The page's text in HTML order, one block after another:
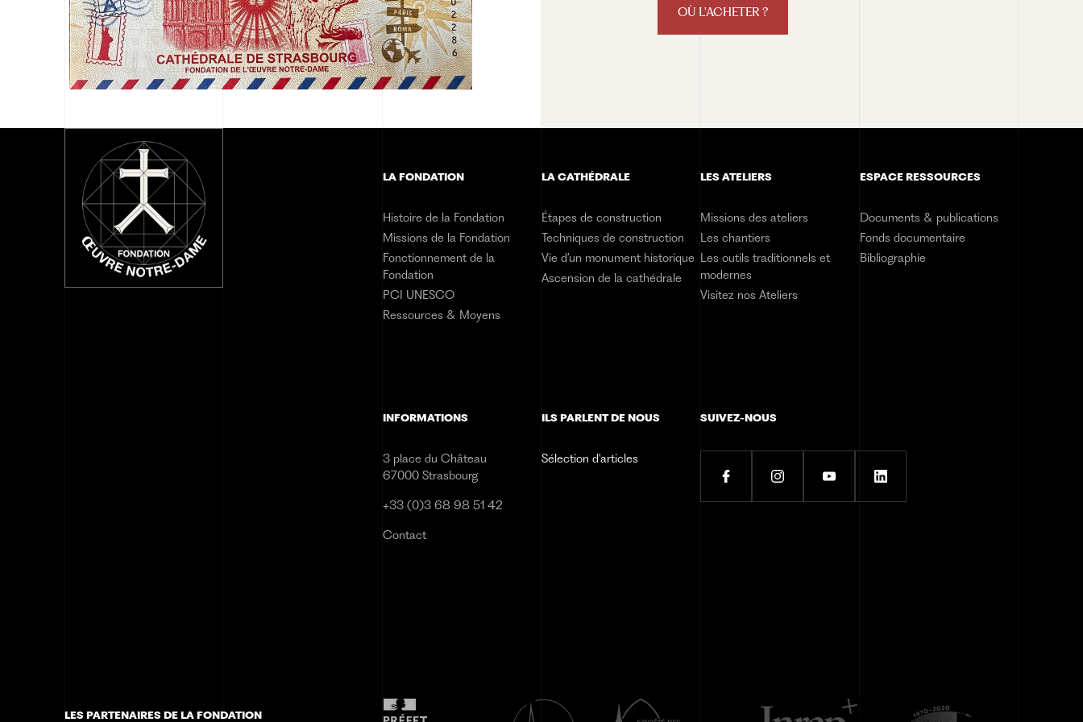
OÙ L'ACHETER ?
LA FONDATION
Histoire de la Fondation
Missions de la Fondation
Fonctionnement de la
Fondation
PCI UNESCO
Ressources & Moyens
LA CATHÉDRALE
Étapes de construction
Techniques de construction
Vie d’un monument historique
Ascension de la cathédrale
LES ATELIERS
Missions des ateliers
Les chantiers
Les outils traditionnels et
modernes
Visitez nos Ateliers
ESPACE RESSOURCES
Documents & publications
Fonds documentaire
Bibliographie
INFORMATIONS
3 place du Château
67000 Strasbourg
+33 (0)3 68 98 51 42
Contact
ILS PARLENT DE NOUS
Sélection d'articles
SUIVEZ-NOUS
LES PARTENAIRES DE LA FONDATION